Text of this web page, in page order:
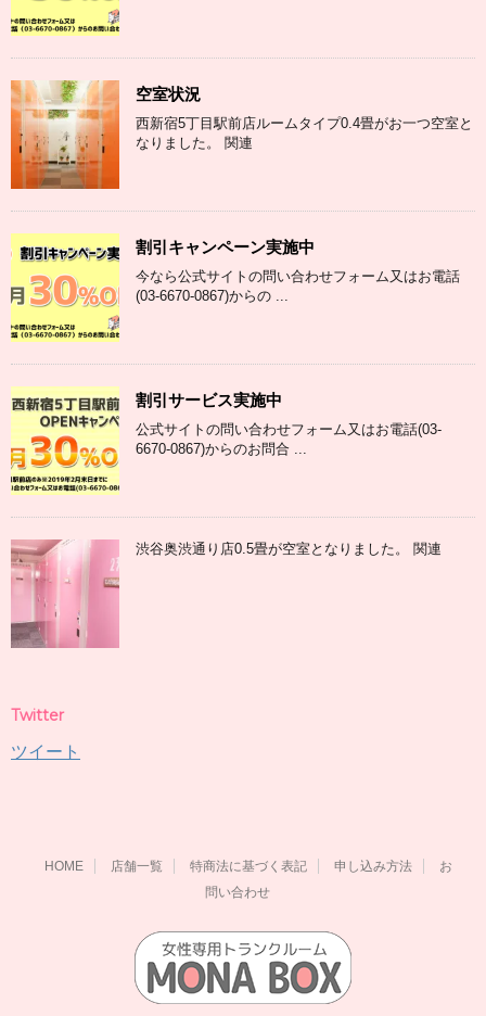
空室状況
西新宿5丁目駅前店ルームタイプ0.4畳がお一つ空室と
なりました。 関連
割引キャンペーン実施中
今なら公式サイトの問い合わせフォーム又はお電話
(03-6670-0867)からの ...
割引サービス実施中
公式サイトの問い合わせフォーム又はお電話(03-
6670-0867)からのお問合 ...
渋谷奥渋通り店0.5畳が空室となりました。 関連
Twitter
ツイート
HOME 店舗一覧 特商法に基づく表記 申し込み方法
お
問い合わせ